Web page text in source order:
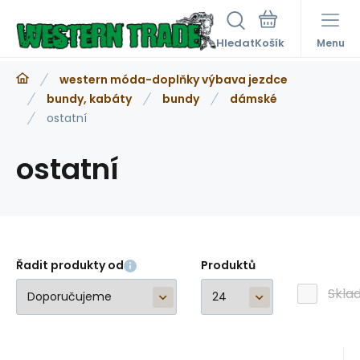
Hledat Menu
western móda-doplňky výbava jezdce
bundy, kabáty
bundy
dámské
ostatní
ostatní
Řadit produkty od Produktů